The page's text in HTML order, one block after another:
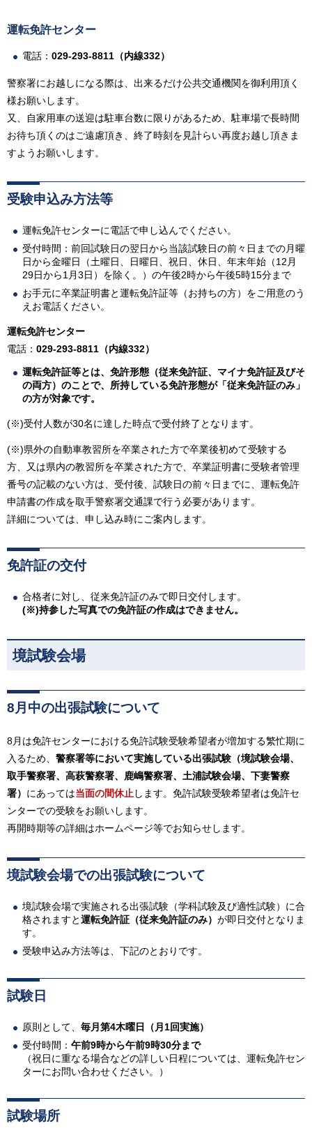
運転免許センター
電話： 029-293-8811（内線332）
警察署にお越しになる際は、出来るだけ公共交通機関を御利用頂く
様お願いします。
又、自家用車の送迎は駐車台数に限りがあるため、駐車場で長時間
お待ち頂くのはご遠慮頂き、終了時刻を見計らい再度お越し頂きま
すようお願いします。
受験申込み方法等
運転免許センターに電話で申し込んでください。
受付時間：前回試験日の翌日から当該試験日の前々日までの月曜
日から金曜日（土曜日、日曜日、祝日、休日、年末年始（12月
29日から1月3日）を除く。）の午後2時から午後5時15分まで
お手元に卒業証明書と運転免許証等（お持ちの方）をご用意のう
えお電話ください。
運転免許センター
電話： 029-293-8811（内線332）
運転免許証等とは、免許形態（従来免許証、マイナ免許証及びそ
の両方）のことで、所持している免許形態が「従来免許証のみ」
の方が対象です。
(※)受付人数が30名に達した時点で受付終了となります。
(※)県外の自動車教習所を卒業された方で卒業後初めて受験する
方、又は県内の教習所を卒業された方で、卒業証明書に受験者管理
番号の記載のない方は、受付後、試験日の前々日までに、運転免許
申請書の作成を取手警察署交通課で行う必要があります。
詳細については、申し込み時にご案内します。
免許証の交付
合格者に対し、従来免許証のみで即日交付します。
(※)持参した写真での免許証の作成はできません。
境試験会場
8月中の出張試験について
8月は免許センターにおける免許試験受験希望者が増加する繁忙期に
入るため、 警察署等において実施している出張試験（境試験会場、
取手警察署、高萩警察署、鹿嶋警察署、土浦試験会場、下妻警察
署） にあっては当面の間休止します。免許試験受験希望者は免許セ
ンターでの受験をお願いします。
再開時期等の詳細はホームページ等でお知らせします。
境試験会場での出張試験について
境試験会場で実施される出張試験（学科試験及び適性試験）に合
格されますと運転免許証（従来免許証のみ） が即日交付となりま
す。
受験申込み方法等は、下記のとおりです。
試験日
原則として、 毎月第4木曜日（月1回実施）
受付時間： 午前9時から午前9時30分まで
（祝日に重なる場合などの詳しい日程については、運転免許セン
ターにお問い合わせください。）
試験場所